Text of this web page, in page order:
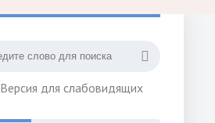
Версия для слабовидящих